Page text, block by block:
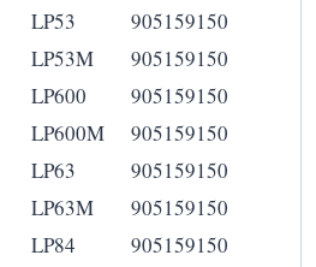
LP53
905159150
LP53M
905159150
LP600
905159150
LP600M
905159150
LP63
905159150
LP63M
905159150
LP84
905159150